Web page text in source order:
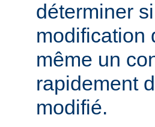
déterminer
modification
même un
rapidement
modifié.